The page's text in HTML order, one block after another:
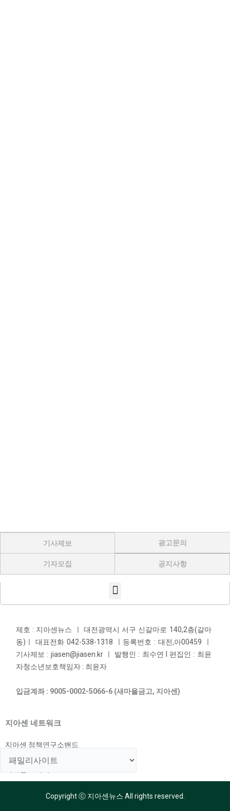
기사제보 광고문의
기자모집 공지사항
제호 : 지아센뉴스 ㅣ 대전광역시 서구 신갈마로 140,2층(갈마
동)ㅣ 대표전화 042-538-1318 ㅣ등록번호 : 대전,아00459 ㅣ
기사제보 : jiasen@jiasen.kr ㅣ 발행인 : 최수연 l 편집인 : 최윤
자청소년보호책임자 : 최윤자
입금계좌 : 9005-0002-5066-6 (새마을금고, 지아센)
지아센 네트워크
지아센 정책연구소밴드
지아센 해외아동지원국
Copyright ⓒ 지아센뉴스 All rights reserved.